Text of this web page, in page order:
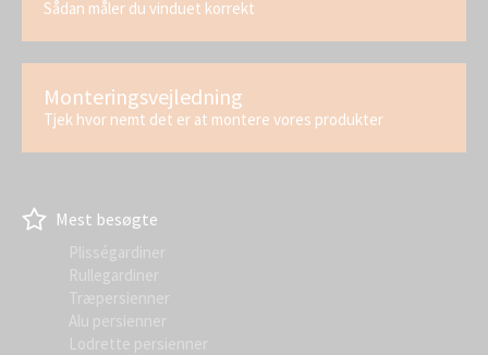
Sådan måler du vinduet korrekt
Monteringsvejledning
Tjek hvor nemt det er at montere vores produkter
Mest besøgte
Plisségardiner
Rullegardiner
Træpersienner
Alu persienner
Lodrette persienner